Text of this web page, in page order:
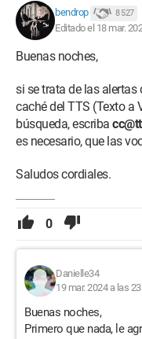
bendrop 8 527
Editado el 18 mar.
Buenas noches,
si se trata de las alertas
caché del TTS (Texto a
búsqueda, escriba
es necesario, que las
Saludos cordiales.
0
Danielle34
19 mar. 2024 a las
Buenas noches,
Primero que nada, le